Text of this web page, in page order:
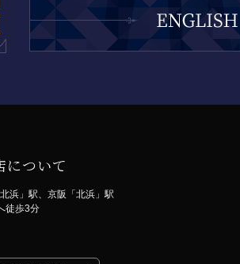
について
浜」駅、京阪「北浜」駅
徒歩3分